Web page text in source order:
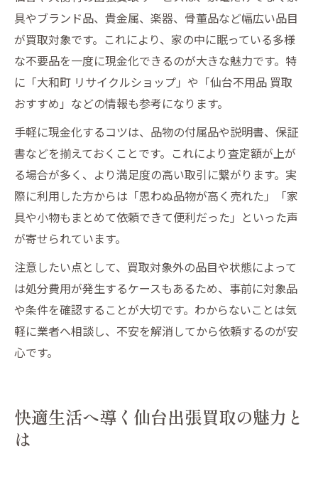
具やブランド品、貴金属、楽器、骨董品など幅広い品目
が買取対象です。これにより、家の中に眠っている多様
な不要品を一度に現金化できるのが大きな魅力です。特
に「大和町 リサイクルショップ」や「仙台不用品 買取
おすすめ」などの情報も参考になります。
手軽に現金化するコツは、品物の付属品や説明書、保証
書などを揃えておくことです。これにより査定額が上が
る場合が多く、より満足度の高い取引に繋がります。実
際に利用した方からは「思わぬ品物が高く売れた」「家
具や小物もまとめて依頼できて便利だった」といった声
が寄せられています。
注意したい点として、買取対象外の品目や状態によって
は処分費用が発生するケースもあるため、事前に対象品
や条件を確認することが大切です。わからないことは気
軽に業者へ相談し、不安を解消してから依頼するのが安
心です。
快適生活へ導く仙台出張買取の魅力と
は